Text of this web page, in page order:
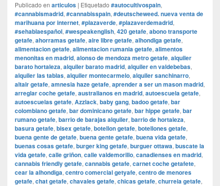
Publicado en articulos | Etiquetado #autocultivospain,
#cannabismadrid, #cannabisspain, #deutscheweed. nueva venta de
marihuana por internet, #plazaverde, #plazaverdemadrid,
#sehablaespañol, #wespeakenglish, 420 getafe, abono transporte
getafe, ahorramas getafe, aire libre getafe, alhondiga getafe,
alimentacion getafe, alimentacion rumania getafe, alimentos
menonitas en madrid, alonso de mendoza metro getafe, alquiler
barato hortaleza, alquiler barato madrid, alquiler en valdebebas,
alquiler las tablas, alquiler montecarmelo, alquiler sanchinarro,
altair getafe, amnesia haze getafe, aprender a ser un mason madrid,
arreglar coche getafe, australianos en madrid, autoescuela getafe,
autoescuelas getafe, Azzlack, baby gang, badoo getafe, bar
colombiano getafe, bar dominicano getafe, bar hippe getafe, bar
rumano getafe, barrio de barajas alquiler, barrio de hortaleza,
basura getafe, bisex getafe, botellon getafe, botellones getafe,
buena gente de getafe, buena gente getafe, buena vida getafe,
buenas cosas getafe, burger king getafe, burguer ottawa, buscate la
vida getafe, calle griñon, calle valdemorillo, canadienses en madrid,
cannabis friendly getafe, cannabis getafe, carnet coche getafete,
cear la alhondiga, centro comercial getyafe, centro de menores
getafe, chat getafe, chavales getafe, chicas getafe, churreia getafe,